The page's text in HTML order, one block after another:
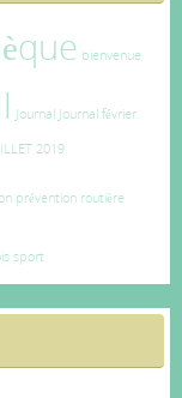
bienvenue
Journal Journal février
2019
prévention routière
sport